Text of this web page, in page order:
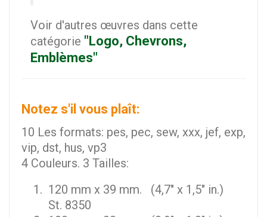
Voir d'autres œuvres dans cette
catégorie "Logo, Chevrons,
Emblèmes"
Notez s'il vous plaît:
10 Les formats: pes, pec, sew, xxx, jef, exp,
vip, dst, hus, vp3
4 Couleurs. 3 Tailles:
120 mm x 39 mm. (4,7" x 1,5" in.)
St. 8350